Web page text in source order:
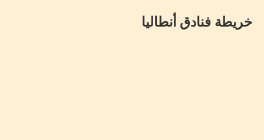
خريطة فنادق أنطاليا